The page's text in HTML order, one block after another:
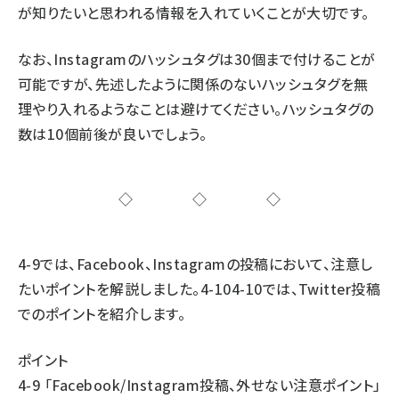
が知りたいと思われる情報を入れていくことが大切です。
なお、Instagramのハッシュタグは30個まで付けることが
可能ですが、先述したように関係のないハッシュタグを無
理やり入れるようなことは避けてください。ハッシュタグの
数は10個前後が良いでしょう。
◇◇◇
4-9では、Facebook、Instagramの投稿において、注意し
たいポイントを解説しました。4-104-10では、Twitter投稿
でのポイントを紹介します。
ポイント
4-9 「Facebook/Instagram投稿、外せない注意ポイント」